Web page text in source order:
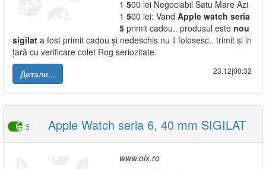
1 500 lei Negociabil Satu Mare Azi
1 500 lei: Vand Apple watch seria
5 primit cadou.. produsul este nou
sigilat a fost primit cadou și nedeschis nu il folosesc.. trimit și in
țară cu verificare colet Rog seriozitate.
Детали...
23.12|00:32
5 Apple Watch seria 6, 40 mm SIGILAT
www.olx.ro